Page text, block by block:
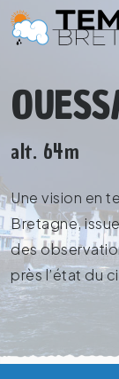
alt. 64m
Une vision en
Bretagne,
des
près l’état du